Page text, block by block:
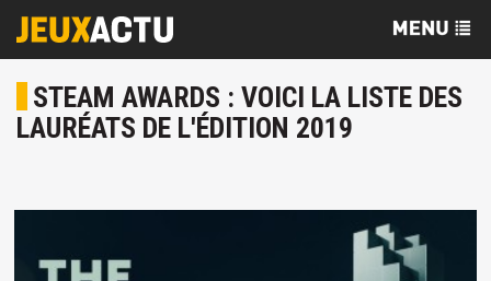
STEAM AWARDS : VOICI LA LISTE DES
LAURÉATS DE L'ÉDITION 2019